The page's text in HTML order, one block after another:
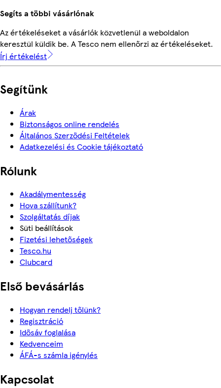
Segíts a többi vásárlónak
Az értékeléseket a vásárlók közvetlenül a weboldalon
keresztül küldik be. A Tesco nem ellenőrzi az értékeléseket.
Írj értékelést
Segítünk
Árak
Biztonságos online rendelés
Általános Szerződési Feltételek
Adatkezelési és Cookie tájékoztató
Rólunk
Akadálymentesség
Hova szállítunk?
Szolgáltatás díjak
Süti beállítások
Fizetési lehetőségek
Tesco.hu
Clubcard
Első bevásárlás
Hogyan rendelj tőlünk?
Regisztráció
Idősáv foglalása
Kedvenceim
ÁFÁ-s számla igénylés
Kapcsolat